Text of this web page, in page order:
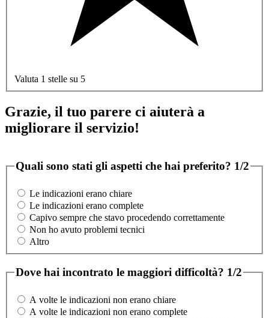
Valuta 1 stelle su 5
Grazie, il tuo parere ci aiuterà a
migliorare il servizio!
Quali sono stati gli aspetti che hai preferito? 1/2
Le indicazioni erano chiare
Le indicazioni erano complete
Capivo sempre che stavo procedendo correttamente
Non ho avuto problemi tecnici
Altro
Dove hai incontrato le maggiori difficoltà? 1/2
A volte le indicazioni non erano chiare
A volte le indicazioni non erano complete